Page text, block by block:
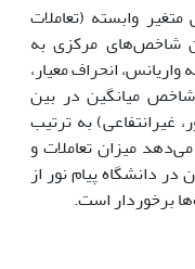
متغیر وابسته (تعاملات
شاخص‌های مرکزی به
انحراف معیار،
شاخص میانگین در بین
غیرانتفاعی) به ترتیب
نشان می‌دهد میزان تعاملات و
در دانشگاه پیام نور از
برخوردار است.